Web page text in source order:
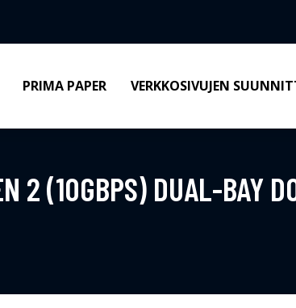
PRIMA PAPER VERKKOSIVUJEN
2 (10GBPS) DUAL-BAY